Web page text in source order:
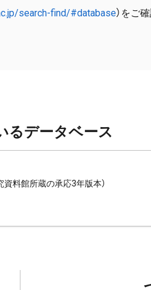
search-find/#database）をご
るデータベース
料館所蔵の承応3年版本）